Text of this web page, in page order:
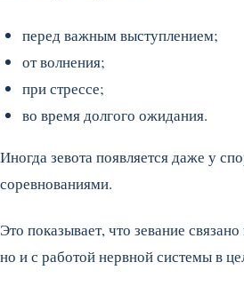
перед важным выступлением;
от волнения;
при стрессе;
во время долгого ожидания.
Иногда зевота появляется даже у
соревнованиями.
Это показывает, что зевание
но и с работой нервной системы в